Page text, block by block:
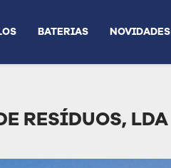
BATERIAS NOVIDADES
RESÍDUOS, LDA